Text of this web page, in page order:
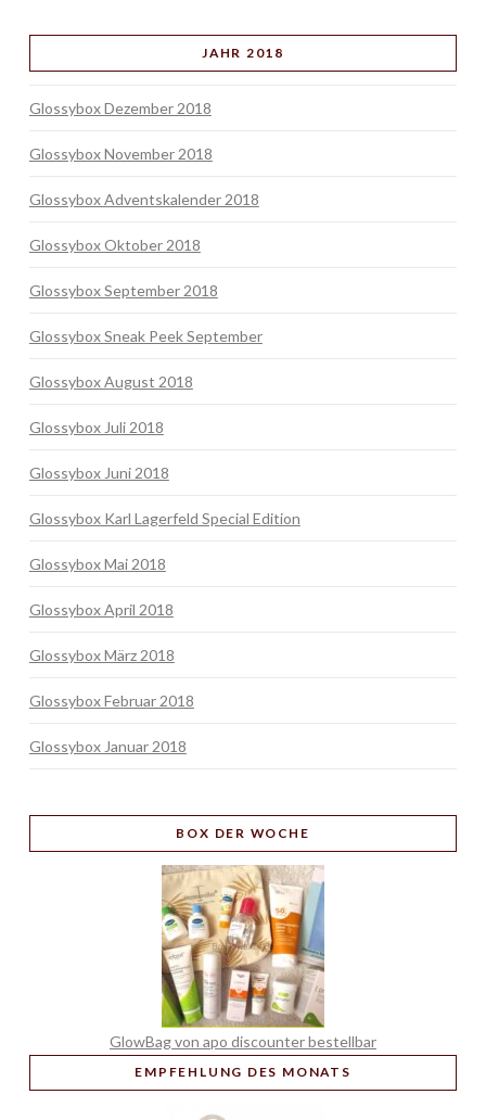
JAHR 2018
Glossybox Dezember 2018
Glossybox November 2018
Glossybox Adventskalender 2018
Glossybox Oktober 2018
Glossybox September 2018
Glossybox Sneak Peek September
Glossybox August 2018
Glossybox Juli 2018
Glossybox Juni 2018
Glossybox Karl Lagerfeld Special Edition
Glossybox Mai 2018
Glossybox April 2018
Glossybox März 2018
Glossybox Februar 2018
Glossybox Januar 2018
BOX DER WOCHE
GlowBag von apo discounter bestellbar
EMPFEHLUNG DES MONATS